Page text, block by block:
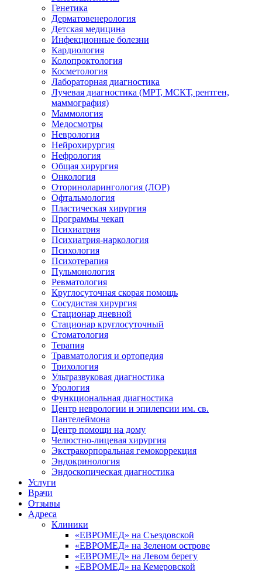
Генетика
Дерматовенерология
Детская медицина
Инфекционные болезни
Кардиология
Колопроктология
Косметология
Лабораторная диагностика
Лучевая диагностика (МРТ, МСКТ, рентген,
маммография)
Маммология
Медосмотры
Неврология
Нейрохирургия
Нефрология
Общая хирургия
Онкология
Оториноларингология (ЛОР)
Офтальмология
Пластическая хирургия
Программы чекап
Психиатрия
Психиатрия-наркология
Психология
Психотерапия
Пульмонология
Ревматология
Круглосуточная скорая помощь
Сосудистая хирургия
Стационар дневной
Стационар круглосуточный
Стоматология
Терапия
Травматология и ортопедия
Трихология
Ультразвуковая диагностика
Урология
Функциональная диагностика
Центр неврологии и эпилепсии им. св.
Пантелеймона
Центр помощи на дому
Челюстно-лицевая хирургия
Экстракорпоральная гемокоррекция
Эндокринология
Эндоскопическая диагностика
Услуги
Врачи
Отзывы
Адреса
Клиники
«ЕВРОМЕД» на Съездовской
«ЕВРОМЕД» на Зеленом острове
«ЕВРОМЕД» на Левом берегу
«ЕВРОМЕД» на Кемеровской